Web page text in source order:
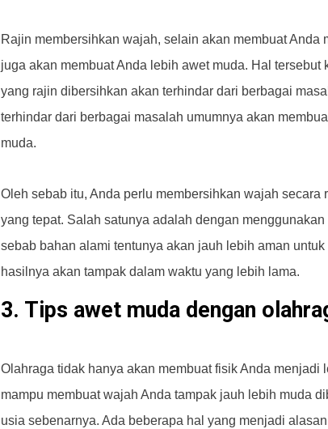
Rajin membersihkan wajah, selain akan membuat Anda
juga akan membuat Anda lebih awet muda. Hal tersebut
yang rajin dibersihkan akan terhindar dari berbagai
terhindar dari berbagai masalah umumnya akan
muda.
Oleh sebab itu, Anda perlu membersihkan wajah secara
yang tepat. Salah satunya adalah dengan
sebab bahan alami tentunya akan jauh lebih aman
hasilnya akan tampak dalam waktu yang lebih lama.
3. Tips awet muda dengan
Olahraga tidak hanya akan membuat fisik Anda menjadi
mampu membuat wajah Anda tampak jauh lebih muda
usia sebenarnya. Ada beberapa hal yang menjadi